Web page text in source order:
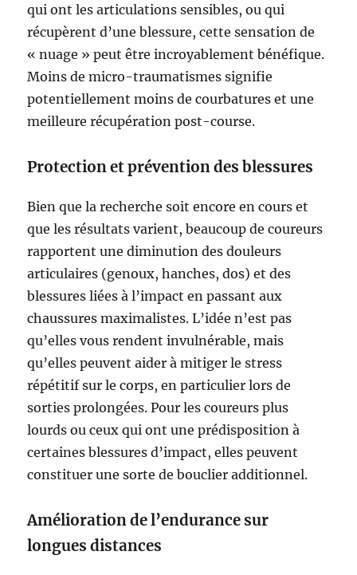
qui ont les articulations sensibles, ou qui
récupèrent d’une blessure, cette sensation de
« nuage » peut être incroyablement bénéfique.
Moins de micro-traumatismes signifie
potentiellement moins de courbatures et une
meilleure récupération post-course.
Protection et prévention des blessures
Bien que la recherche soit encore en cours et
que les résultats varient, beaucoup de coureurs
rapportent une diminution des douleurs
articulaires (genoux, hanches, dos) et des
blessures liées à l’impact en passant aux
chaussures maximalistes. L’idée n’est pas
qu’elles vous rendent invulnérable, mais
qu’elles peuvent aider à mitiger le stress
répétitif sur le corps, en particulier lors de
sorties prolongées. Pour les coureurs plus
lourds ou ceux qui ont une prédisposition à
certaines blessures d’impact, elles peuvent
constituer une sorte de bouclier additionnel.
Amélioration de l’endurance sur
longues distances